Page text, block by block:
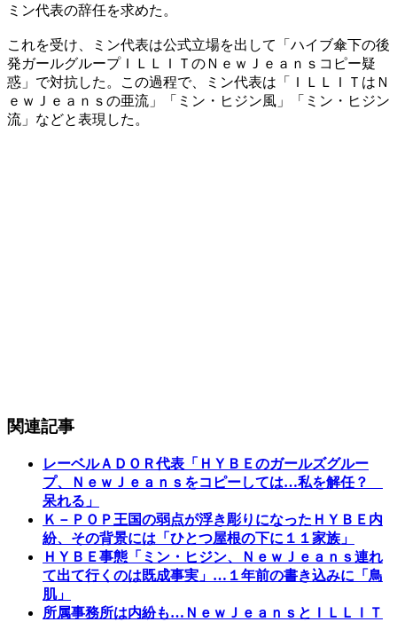
ミン代表の辞任を求めた。
これを受け、ミン代表は公式立場を出して「ハイブ傘下の後
発ガールグループ​ＩＬＬＩＴのＮｅｗＪｅａｎｓコピー疑
惑」で対抗した。この過程で、ミン代表は「ＩＬＬＩＴはＮ
ｅｗＪｅａｎｓの亜流」「ミン・ヒジン風」「ミン・ヒジン
流」などと表現した。
関連記事
レーベルＡＤＯＲ代表「ＨＹＢＥのガールズグルー
プ、ＮｅｗＪｅａｎｓをコピーしては…私を解任？
呆れる」
Ｋ－ＰＯＰ王国の弱点が浮き彫りになったＨＹＢＥ内
紛、その背景には「ひとつ屋根の下に１１家族」
ＨＹＢＥ事態「ミン・ヒジン、ＮｅｗＪｅａｎｓ連れ
て出て行くのは既成事実」…１年前の書き込みに「鳥
肌」
所属事務所は内紛も…ＮｅｗＪｅａｎｓとＩＬＬＩＴ